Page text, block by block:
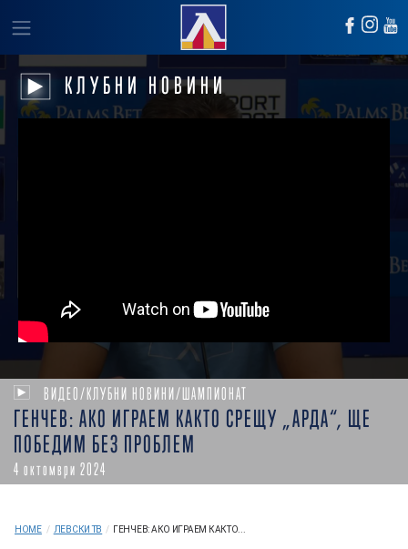
КЛУБНИ НОВИНИ
ВИДЕО/КЛУБНИ НОВИНИ/ШАМПИОНАТ
ГЕНЧЕВ: АКО ИГРАЕМ КАКТО СРЕЩУ „АРДА“, ЩЕ
ПОБЕДИМ БЕЗ ПРОБЛЕМ
4 октомври 2024
HOME / ЛЕВСКИ ТВ / ГЕНЧЕВ: АКО ИГРАЕМ КАКТО...